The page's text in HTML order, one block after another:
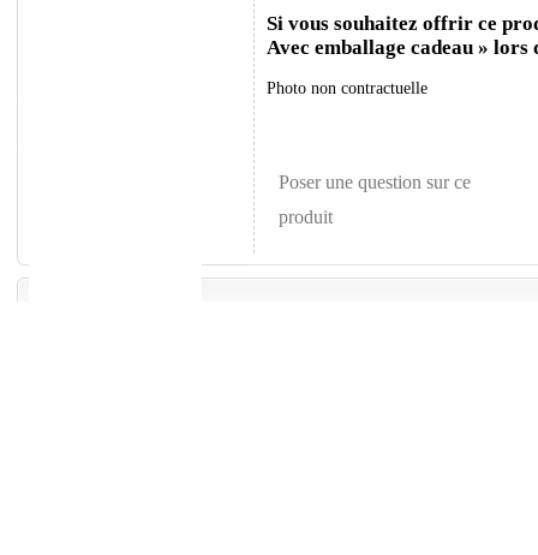
Si vous souhaitez offrir ce
Avec emballage cadeau » lors
Photo non contractuelle
Poser une question sur ce
produit